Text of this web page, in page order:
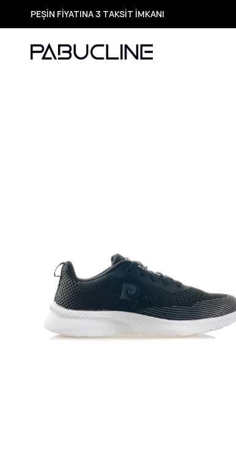
TÜM ÜRÜNLERDE ÜCRETSİZ KARGO
Yeni Sezon Ürünlerde Özel Fırsatlar
Seçili Ürünlerde Hızlı Teslimat